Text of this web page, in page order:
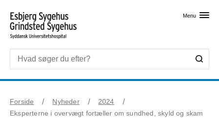
Menu
Forside Nyheder
2024
Eksperterne i overvægt fortæller om sundhed, skyld og skam